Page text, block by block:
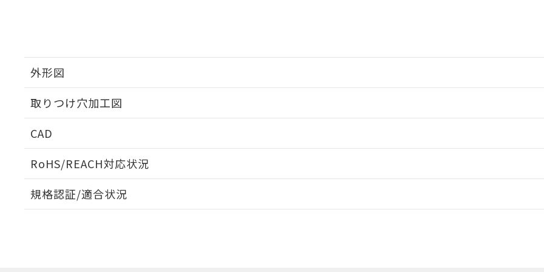
外形図
取りつけ穴加工図
CAD
RoHS/REACH対応状況
EU RoHS 注意事項・凡例
規格認証/適合状況